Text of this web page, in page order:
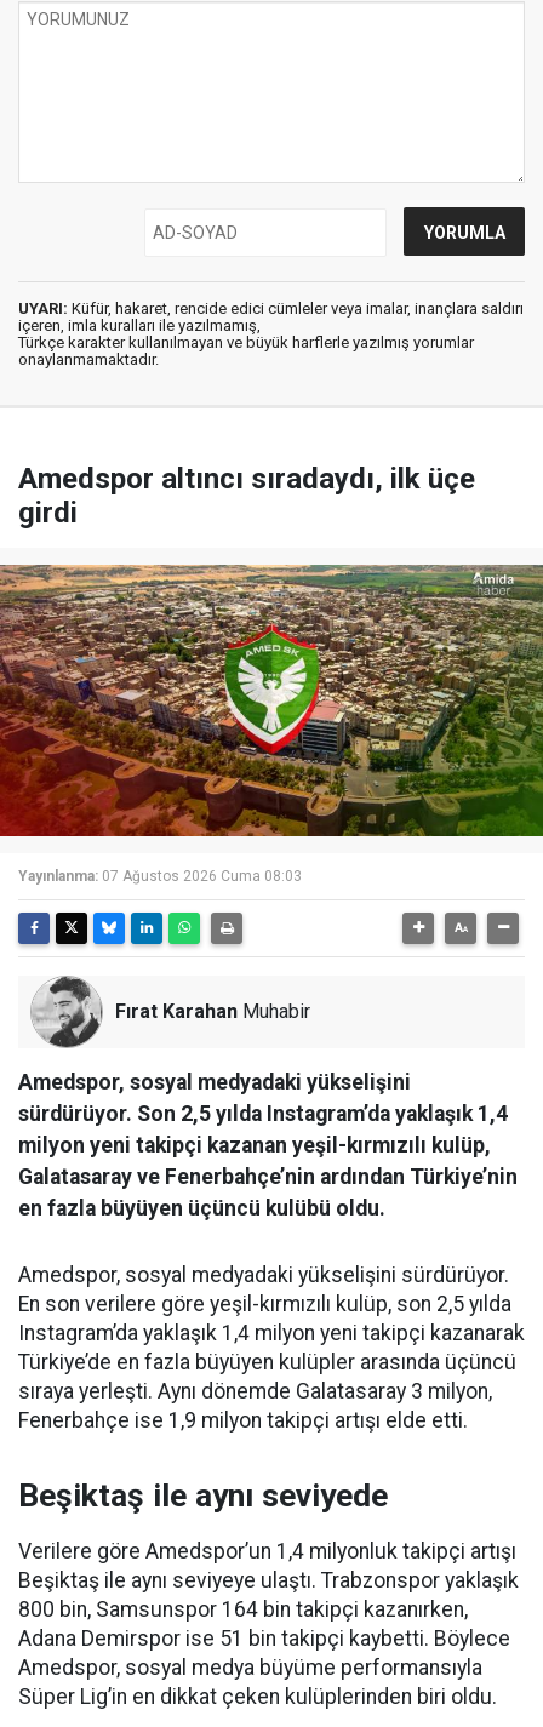
UYARI: Küfür, hakaret, rencide edici cümleler veya imalar, inançlara saldırı
içeren, imla kuralları ile yazılmamış,
Türkçe karakter kullanılmayan ve büyük harflerle yazılmış yorumlar
onaylanmamaktadır.
Amedspor altıncı sıradaydı, ilk üçe
girdi
Yayınlanma: 07 Ağustos 2026 Cuma 08:03
Fırat Karahan Muhabir
Amedspor, sosyal medyadaki yükselişini
sürdürüyor. Son 2,5 yılda Instagram’da yaklaşık 1,4
milyon yeni takipçi kazanan yeşil-kırmızılı kulüp,
Galatasaray ve Fenerbahçe’nin ardından Türkiye’nin
en fazla büyüyen üçüncü kulübü oldu.
Amedspor, sosyal medyadaki yükselişini sürdürüyor.
En son verilere göre yeşil-kırmızılı kulüp, son 2,5 yılda
Instagram’da yaklaşık 1,4 milyon yeni takipçi kazanarak
Türkiye’de en fazla büyüyen kulüpler arasında üçüncü
sıraya yerleşti. Aynı dönemde Galatasaray 3 milyon,
Fenerbahçe ise 1,9 milyon takipçi artışı elde etti.
Beşiktaş ile aynı seviyede
Verilere göre Amedspor’un 1,4 milyonluk takipçi artışı
Beşiktaş ile aynı seviyeye ulaştı. Trabzonspor yaklaşık
800 bin, Samsunspor 164 bin takipçi kazanırken,
Adana Demirspor ise 51 bin takipçi kaybetti. Böylece
Amedspor, sosyal medya büyüme performansıyla
Süper Lig’in en dikkat çeken kulüplerinden biri oldu.